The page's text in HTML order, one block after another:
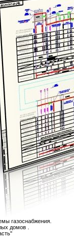
газоснабжения.
домов .